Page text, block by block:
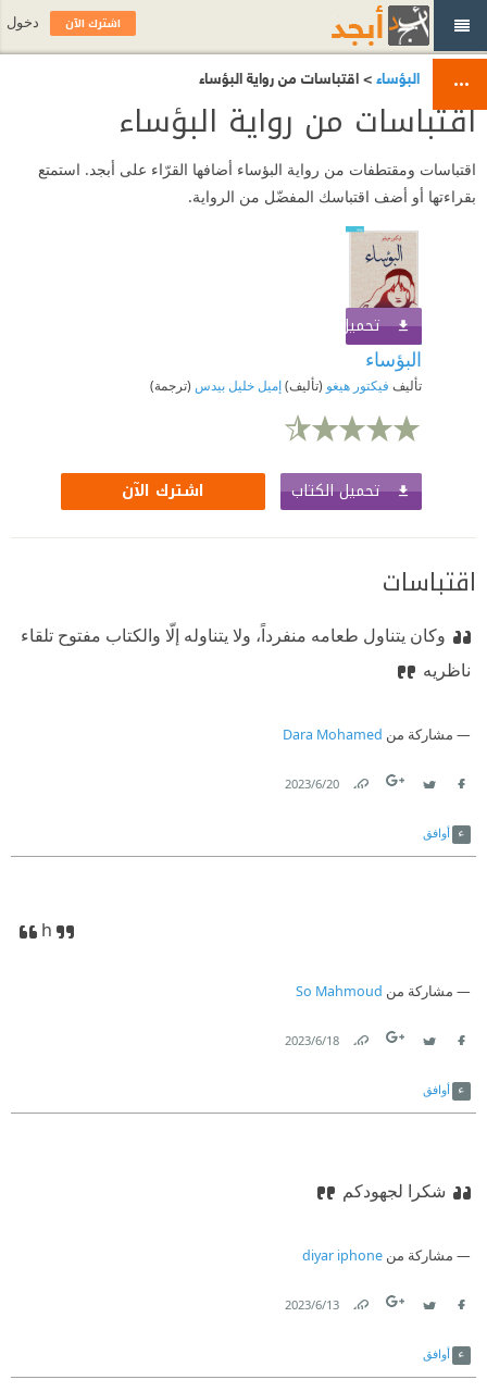
البؤساء> اقتباسات من رواية البؤساء
اقتباسات من رواية البؤساء
اقتباسات ومقتطفات من رواية البؤساء أضافها القرّاء على أبجد. استمتع
بقراءتها أو أضف اقتباسك المفضّل من الرواية.
تحميل الكتاب
البؤساء
تأليف فيكتور هيغو (تأليف)إميل خليل بيدس (ترجمة)
تحميل الكتاب اشترك الآن
اقتباسات
وكان يتناول طعامه منفرداً، ولا يتناوله إلّا والكتاب مفتوح تلقاء
ناظريه
مشاركة من Dara Mohamed
20‏/6‏/2023
أوافق
h
مشاركة من So Mahmoud
18‏/6‏/2023
أوافق
شكرا لجهودكم
مشاركة من diyar iphone
13‏/6‏/2023
أوافق
اشترك الآن دخول